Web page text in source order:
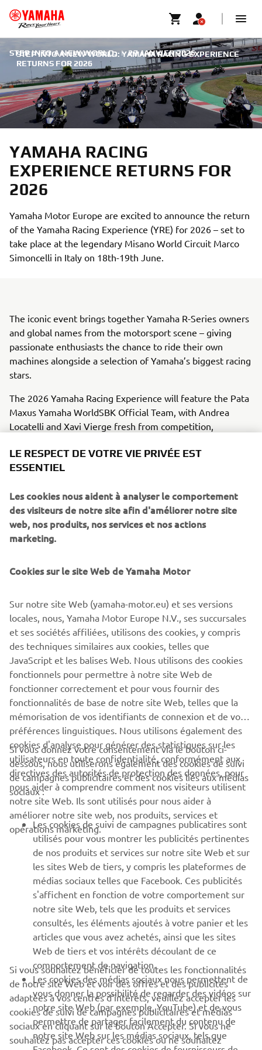
STEP INTO A NEW WORLD: YAMAHA RACING EXPERIENCE
RETURNS FOR 2026
STEP INTO A NEW WORLD: | 27 JANVIER 2026
YAMAHA RACING
EXPERIENCE RETURNS FOR
2026
Yamaha Motor Europe are excited to announce the return
of the Yamaha Racing Experience (YRE) for 2026 – set to
take place at the legendary Misano World Circuit Marco
Simoncelli in Italy on 18th-19th June.
The iconic event brings together Yamaha R-Series owners
and global names from the motorsport scene – giving
passionate enthusiasts the chance to ride their own
machines alongside a selection of Yamaha’s biggest racing
stars.
The 2026 Yamaha Racing Experience will feature the Pata
Maxus Yamaha WorldSBK Official Team, with Andrea
Locatelli and Xavi Vierge fresh from competition,
and 2025 World Supersport Champion, Stefano Manzi.
team, Yamalube YART, will also be in attendance, with
Marvin Fritz, Karel Hanika, and Leandro ‘Tati’ Mercado
further strengthening the list of stars set to join the
event.
sense of nostalgia to the event, with Yamaha’s most iconic
of the most recognisable names from Yamaha’s rich racing
history, including Giacomo Agostini, Carlos Lavado and
Luca Cadalora.
DISCOVER THE EXPERIENCE
CORPORATE
PROS & B2B
PLUS YAMAHA
SUPPORT
NEWSLETTER
Découvrez en exclusivité les dernières offres, les événements
spéciaux, les nouveautés et bien plus encore
S'ABONNER
Lisez notre politique de confidentialité pour savoir comment
LE RESPECT DE VOTRE VIE PRIVÉE EST
ESSENTIEL
Les cookies nous aident à analyser le comportement
des visiteurs de notre site afin d'améliorer notre site
web, nos produits, nos services et nos actions
marketing.
Cookies sur le site Web de Yamaha Motor
Sur notre site Web (yamaha-motor.eu) et ses versions
locales, nous, Yamaha Motor Europe N.V., ses succursales
et ses sociétés affiliées, utilisons des cookies, y compris
des techniques similaires aux cookies, telles que
JavaScript et les balises Web. Nous utilisons des cookies
fonctionnels pour permettre à notre site Web de
fonctionner correctement et pour vous fournir des
fonctionnalités de base de notre site Web, telles que la
mémorisation de vos identifiants de connexion et de vos
préférences linguistiques. Nous utilisons également des
cookies d'analyse pour générer des statistiques sur les
utilisateurs en toute confidentialité, conformément aux
directives des autorités de protection des données, pour
nous aider à comprendre comment nos visiteurs utilisent
notre site Web. Ils sont utilisés pour nous aider à
améliorer notre site web, nos produits, services et
opérations marketing.
Si vous donnez votre consentement via le bouton ci-
dessous, nous utiliserons également des cookies de suivi
de campagnes publicitaires et des cookies liés aux médias
sociaux :
Les cookies de suivi de campagnes publicatires sont
utilisés pour vous montrer les publicités pertinentes
de nos produits et services sur notre site Web et sur
les sites Web de tiers, y compris les plateformes de
médias sociaux telles que Facebook. Ces publicités
s'affichent en fonction de votre comportement sur
notre site Web, tels que les produits et services
consultés, les éléments ajoutés à votre panier et les
articles que vous avez achetés, ainsi que les sites
Web de tiers et vos intérêts découlant de ce
comportement de navigation.
Les cookies des médias sociaux nous permettent de
vous donner la possibilité de regarder des vidéos sur
notre site Web (par exemple, YouTube) et de vous
permettre de partager facilement du contenu de
notre site Web sur les médias sociaux, tels que
Si vous souhaitez bénéficier de toutes les fonctionnalités
de notre site Web et voir des offres et des publicités
adaptées à vos centres d'intérêts, veuillez accepter les
cookies de suivi de campagnes publicitaires et médias
sociaux en cliquant sur le bouton Accepter. Si vous ne
souhaitez pas accepter ces cookies ou ne souhaitez